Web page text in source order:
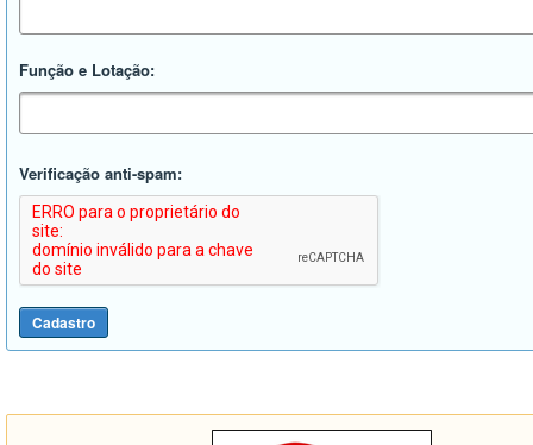
Função e Lotação:
Verificação anti-spam: